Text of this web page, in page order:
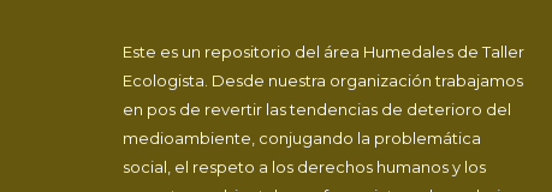
Este es un repositorio del área Humedales deTaller
Ecologista . Desde nuestra organización trabajamos
en pos de revertir las tendencias de deterioro del
medioambiente, conjugando la problemática
social, el respeto a los derechos humanos y los